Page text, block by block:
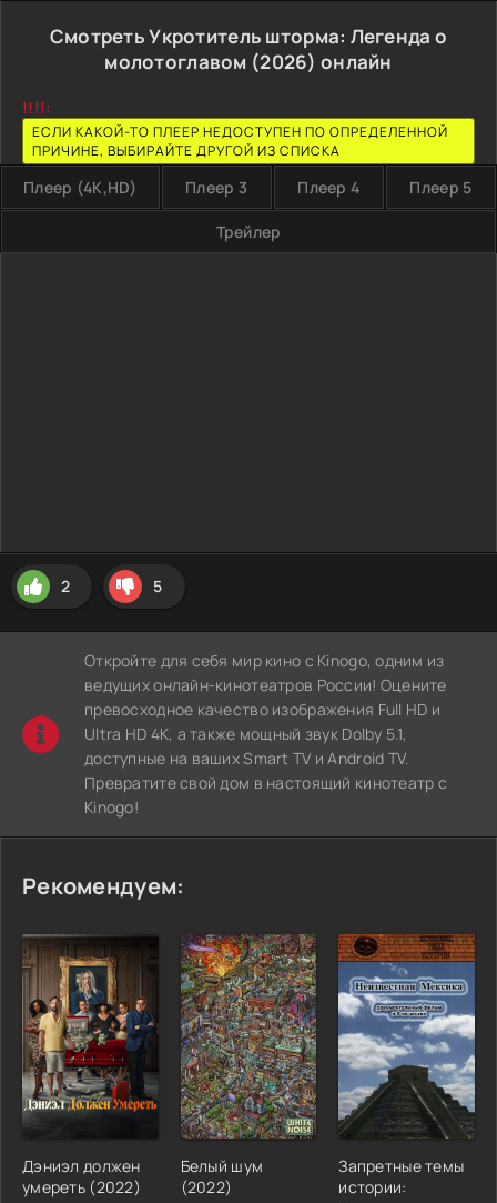
Смотреть Укротитель шторма: Легенда о
молотоглавом (2026) онлайн
!!!!:
ЕСЛИ КАКОЙ-ТО ПЛЕЕР НЕДОСТУПЕН ПО ОПРЕДЕЛЕННОЙ
ПРИЧИНЕ, ВЫБИРАЙТЕ ДРУГОЙ ИЗ СПИСКА
Плеер (4K,HD) Плеер 3 Плеер 4 Плеер 5
Трейлер
2 5
Откройте для себя мир кино с Kinogo, одним из
ведущих онлайн-кинотеатров России! Оцените
превосходное качество изображения Full HD и
Ultra HD 4K, а также мощный звук Dolby 5.1,
доступные на ваших Smart TV и Android TV.
Превратите свой дом в настоящий кинотеатр с
Kinogo!
Рекомендуем:
Дэниэл должен
умереть (2022)
Белый шум
(2022)
Запретные темы
истории: